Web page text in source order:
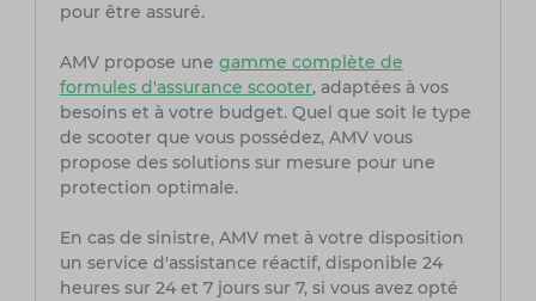
pour être assuré.
AMV propose une gamme complète de
formules d'assurance scooter, adaptées à vos
besoins et à votre budget. Quel que soit le type
de scooter que vous possédez, AMV vous
propose des solutions sur mesure pour une
protection optimale.
En cas de sinistre, AMV met à votre disposition
un service d'assistance réactif, disponible 24
heures sur 24 et 7 jours sur 7, si vous avez opté